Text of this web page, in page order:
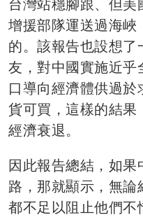
台灣站穩腳跟、但
增援部隊運送過海
的。該報告也設想了
友，對中國實施近乎
口導向經濟體供過
貨可買，這樣的結
經濟衰退。
因此報告總結，如
路，那就顯示，無論
都不足以阻止他們不